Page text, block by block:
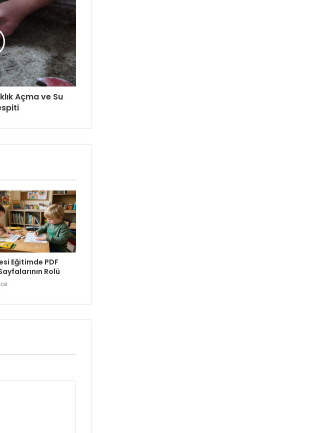
Açma ve Su
Eğitimde PDF
Rolü